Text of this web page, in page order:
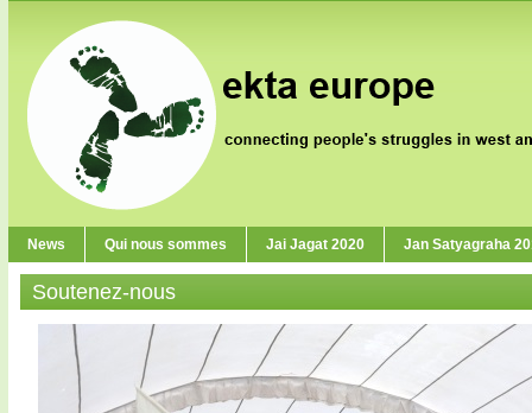
News Qui nous sommes Jai Jagat 2020 Jan Satyagraha
Soutenez-nous